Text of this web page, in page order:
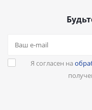
Я согласен на